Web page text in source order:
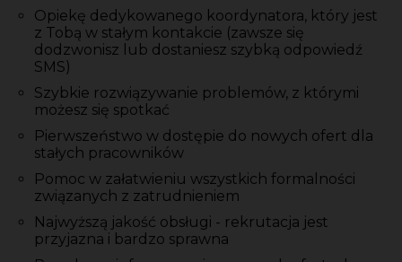
Opiekę dedykowanego koordynatora, który jest
z Tobą w stałym kontakcie (zawsze się
dodzwonisz lub dostaniesz szybką odpowiedź
SMS)
Szybkie rozwiązywanie problemów, z którymi
możesz się spotkać
Pierwszeństwo w dostępie do nowych ofert dla
stałych pracowników
Pomoc w załatwieniu wszystkich formalności
związanych z zatrudnieniem
Najwyższą jakość obsługi - rekrutacja jest
przyjazna i bardzo sprawna